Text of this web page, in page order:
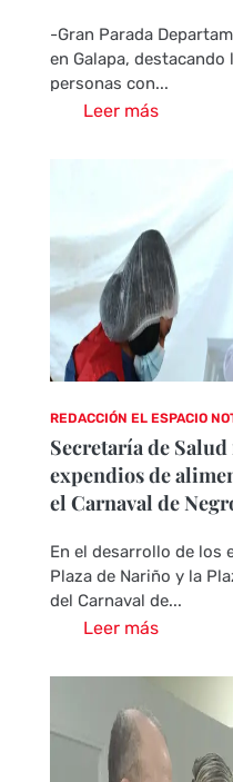
-Gran Parada
en Galapa,
personas con...
Leer más
REDACCIÓN EL ESPACIO
Secretaría de
expendios de
el Carnaval de
En el desarrollo de los
Plaza de Nariño y la
del Carnaval de...
Leer más